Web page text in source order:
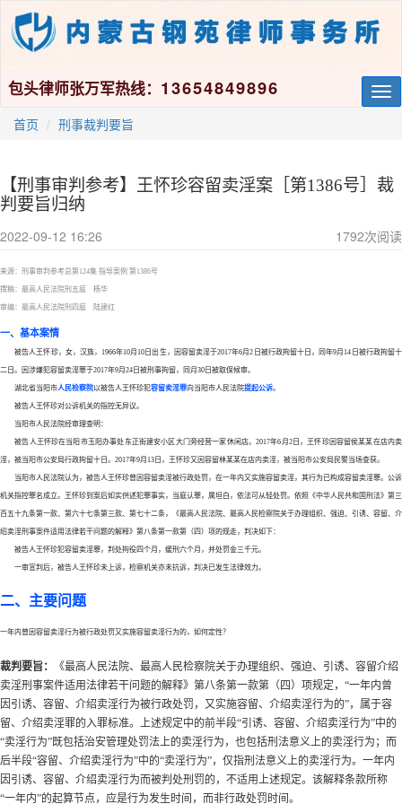
包头律师张万军热线： 13654849896
首页 刑事裁判要旨
​【刑事审判参考】王怀珍容留卖淫案［第1386号］裁
判要旨归纳
2022-09-12 16:26 1792次阅读
来源：刑事审判参考总第 124集 指导案例 第1386号
撰稿：最高人民法院刑五庭 杨华
审编：最高人民法院刑四庭 陆建红
一、基本案情
被告人王怀珍，女，汉族， 1966年10月10日出生，因容留卖淫于2017年6月2日被行政拘留十日，同年9月14日被行政拘留十
二日。因涉嫌犯容留卖淫罪于2017年9月24日被刑事拘留，同月30日被取保候审。
湖北省当阳市人民检察院以被告人王怀珍犯容留卖淫罪向当阳市人民法院提起公诉。
被告人王怀珍对公诉机关的指控无异议。
当阳市人民法院经审理查明：
被告人王怀珍在当阳市玉阳办事处东正街建安小区大门旁经营一家休闲店。2017年6月2日，王怀珍因容留侯某某在店内卖
淫，被当阳市公安局行政拘留十日。2017年9月13日，王怀珍又因容留林某某在店内卖淫，被当阳市公安局民警当场查获。
当阳市人民法院认为，被告人王怀珍曾因容留卖淫被行政处罚，在一年内又实施容留卖淫，其行为已构成容留卖淫罪。公诉
机关指控罪名成立。王怀珍到案后如实供述犯罪事实，当庭认罪，属坦白，依法可从轻处罚。依照《中华人民共和国刑法》第三
百五十九条第一款、第六十七条第三款、第七十二条，《最高人民法院、最高人民检察院关于办理组织、强迫、引诱、容留、介
绍卖淫刑事案件适用法律若干问题的解释》第八条第一款第（四）项的规走，判决如下：
被告人王怀珍犯容留卖淫罪，判处拘役四个月，缓刑六个月，并处罚金三千元。
一审宣判后，被告人王怀珍未上诉，检察机关亦未抗诉，判决已发生法律效力。
二、主要问题
一年内曾因容留卖淫行为被行政处罚又实施容留卖淫行为的，如何定性？
裁判要旨：
《最高人民法院、最高人民检察院关于办理组织、强迫、引诱、容留介绍
卖淫刑事案件适用法律若干问题的解释》第八条第一款第（四）项规定， “一年内曾
因引诱、容留、介绍卖淫行为被行政处罚，又实施容留、介绍卖淫行为的”，属于容
留、介绍卖淫罪的入罪标准。上述规定中的前半段“引诱、容留、介绍卖淫行为”中的
“卖淫行为”既包括治安管理处罚法上的卖淫行为，也包括刑法意义上的卖淫行为；而
后半段“容留、介绍卖淫行为”中的“卖淫行为”，仅指刑法意义上的卖淫行为。一年内
因引诱、容留、介绍卖淫行为而被判处刑罚的，不适用上述规定。该解释条款所称
“一年内”的起算节点，应是行为发生时间，而非行政处罚时间。